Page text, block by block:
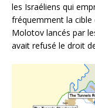
les Israéliens qui
fréquemment la
Molotov lancés par
avait refusé le droit